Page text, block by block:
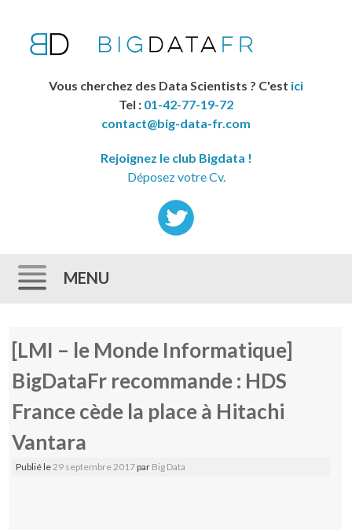
Vous cherchez des Data Scientists ? C'est ici
Tel : 01-42-77-19-72
contact@big-data-fr.com
Rejoignez le club Bigdata !
Déposez votre Cv.
MENU
[LMI – le Monde Informatique]
BigDataFr recommande : HDS
France cède la place à Hitachi
Vantara
Publié le 29 septembre 2017par Big Data